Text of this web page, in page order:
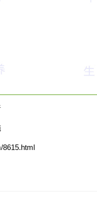
8615.html